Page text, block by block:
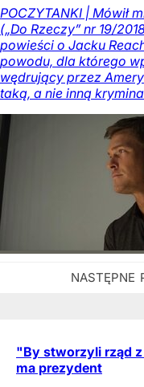
POCZYTANKI | Mówił
(„Do Rzeczy” nr 19/
powieści o Jacku
powodu, dla którego
wędrujący przez
taką, a nie inną
"By stworzyli rząd z
ma prezydent